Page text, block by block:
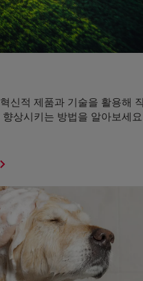
신적 제품과 기술을 활용해
상시키는 방법을 알아보세